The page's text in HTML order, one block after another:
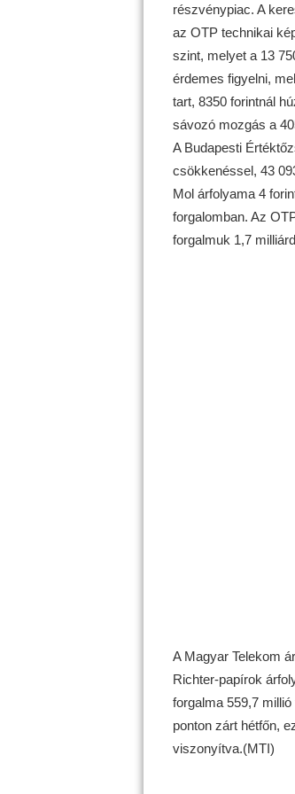
részvénypiac. A
az OTP technikai
szint, melyet a 13
érdemes figyelni,
tart, 8350 forintnál
sávozó mozgás a
A Budapesti
csökkenéssel, 43
Mol árfolyama 4
forgalomban. Az
forgalmuk 1,7
A Magyar Telekom
Richter-papírok
forgalma 559,7
ponton zárt hétfőn,
viszonyítva.(MTI)